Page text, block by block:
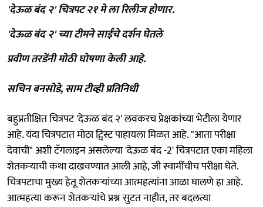
'देऊळ बंद २' चित्रपट २१ मे ला रिलीज होणार.
'देऊळ बंद २' च्या टीमने साईंचे दर्शन घेतले
प्रवीण तरडेंनी मोठी घोषणा केली आहे.
सचिन बनसोडे, साम टीव्ही प्रतिनिधी
बहुप्रतीक्षित चित्रपट 'देऊळ बंद २' लवकरच प्रेक्षकांच्या भेटीला येणार
आहे. यंदा चित्रपटात मोठा ट्विस्ट पाहायला मिळत आहे. "आता परीक्षा
देवाची" अशी टॅगलाइन असलेल्या 'देऊळ बंद -2' चित्रपटात एका महिला
शेतकऱ्याची कथा दाखवण्यात आली आहे, जी स्वामींचीच परीक्षा घेते.
चित्रपटाचा मुख्य हेतू शेतकऱ्यांच्या आत्महत्यांना आळा घालणे हा आहे.
आत्महत्या करून शेतकऱ्यांचे प्रश्न सुटत नाहीत, तर बदलत्या